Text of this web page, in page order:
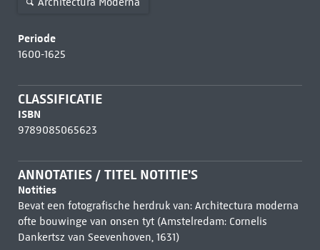
Periode
1600-1625
CLASSIFICATIE
ISBN
9789085065623
ANNOTATIES / TITEL NOTITIE'S
Notities
Bevat een fotografische herdruk van: Architectura moderna
ofte bouwinge van onsen tyt (Amstelredam: Cornelis
Dankertsz van Seevenhoven, 1631)